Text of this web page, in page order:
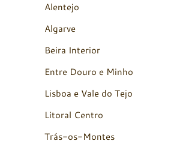
Alentejo
Algarve
Beira Interior
Entre Douro e Minho
Lisboa e Vale do Tejo
Litoral Centro
Trás-os-Montes